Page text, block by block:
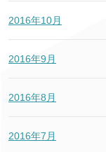
2016年10月
2016年9月
2016年8月
2016年7月